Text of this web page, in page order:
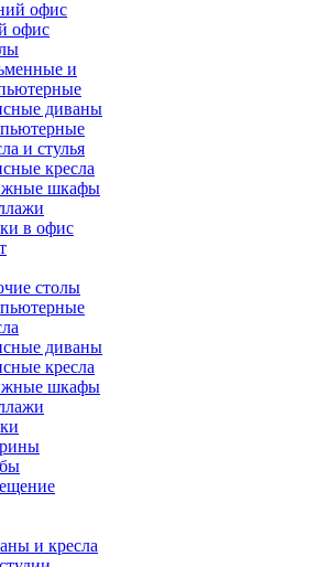
офис
и
диваны
и стулья
кресла
шкафы
в офис
столы
диваны
кресла
шкафы
и кресла